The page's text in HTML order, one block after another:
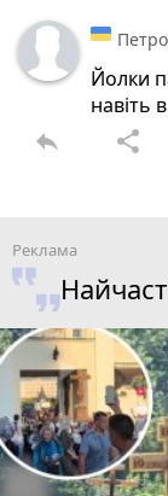
Йолки
навіть
reply share